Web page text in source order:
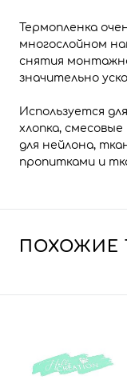
Термопленка
многослойном
снятия
значительно
Используется
хлопка,
для нейлона,
пропитками и
ПОХОЖИЕ